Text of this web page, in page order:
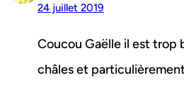
24 juillet 2019
Coucou Gaëlle il est trop
châles et